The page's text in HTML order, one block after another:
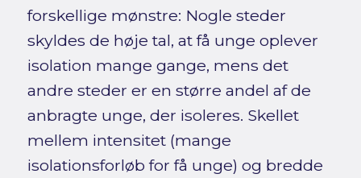
forskellige mønstre: Nogle steder
skyldes de høje tal, at få unge oplever
isolation mange gange, mens det
andre steder er en større andel af de
anbragte unge, der isoleres. Skellet
mellem intensitet (mange
isolationsforløb for få unge) og bredde